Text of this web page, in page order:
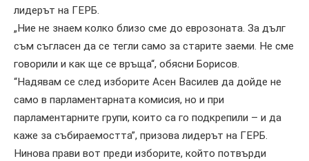
лидерът на ГЕРБ.
„Ние не знаем колко близо сме до еврозоната. За дълг
съм съгласен да се тегли само за старите заеми. Не сме
говорили и как ще се връща“, обясни Борисов.
“Надявам се след изборите Асен Василев да дойде не
само в парламентарната комисия, но и при
парламентарните групи, които са го подкрепили – и да
каже за събираемостта”, призова лидерът на ГЕРБ.
Нинова прави вот преди изборите, който потвърди